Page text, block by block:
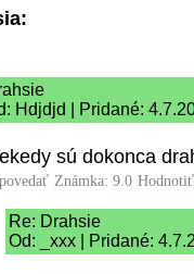
Hdjdjd | Pridané:
sú dokonca
Známka: 9.0
Re: Drahsie
Od: _xxx | Pridané: